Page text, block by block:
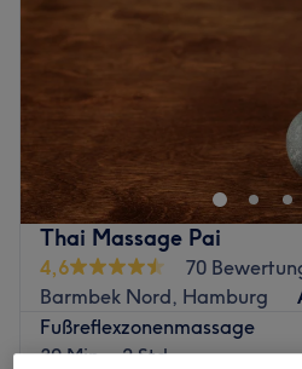
Thai Massage Pai
4,6
70
Barmbek Nord, Hamburg
Fußreflexzonenmassage
30 Min. - 2 Std.